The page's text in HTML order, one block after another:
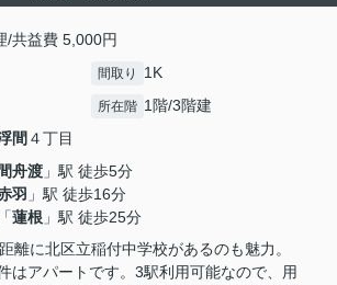
/共益費 5,000円
間取り 1K
所在階 1階/3階建
間 ４丁目
舟渡 」駅 徒歩5分
羽 」駅 徒歩16分
「蓮根 」駅 徒歩25分
離に北区立稲付中学校があるのも魅力。
はアパートです。3駅利用可能なので、用